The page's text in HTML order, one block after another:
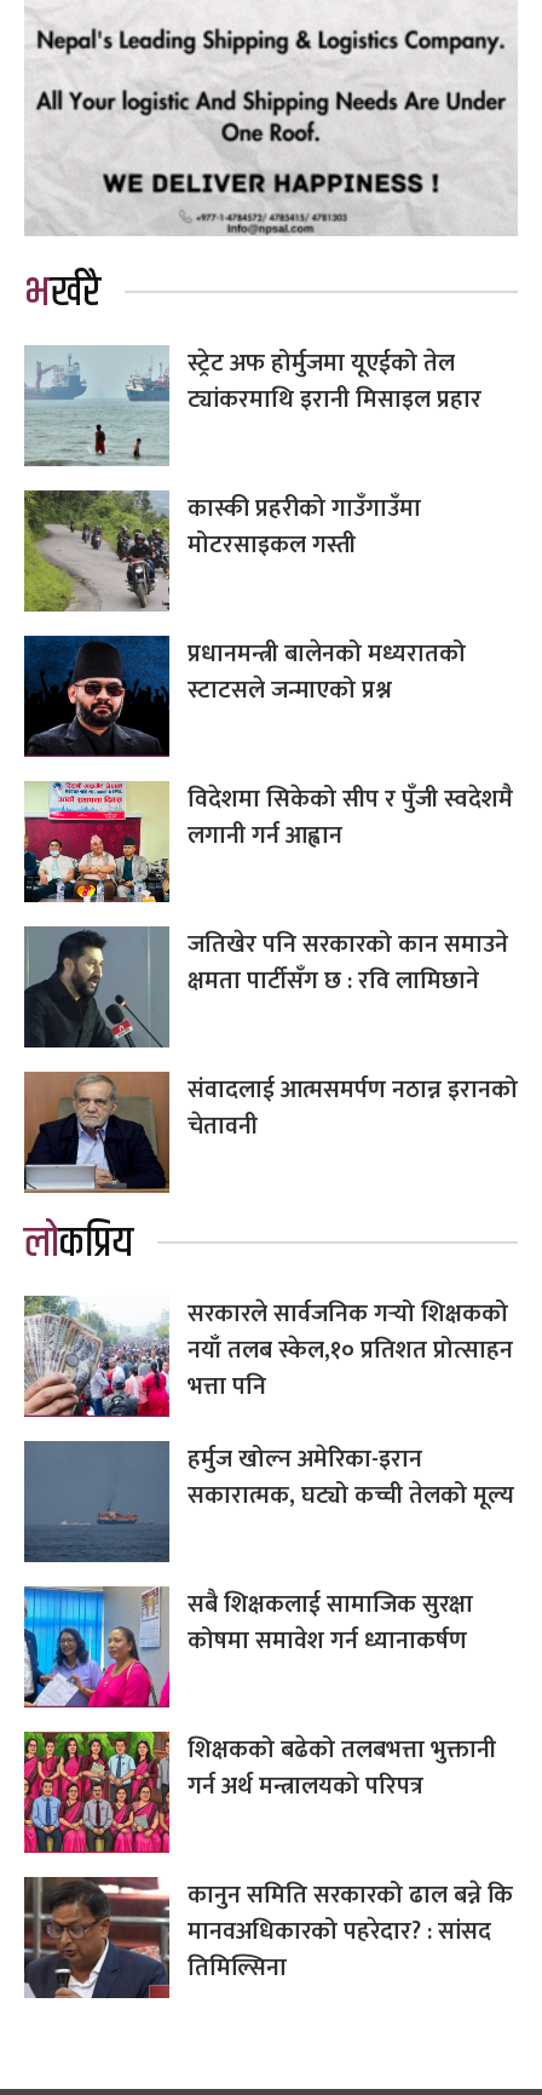
भर्खरै
स्ट्रेट अफ होर्मुजमा यूएईको तेल
ट्यांकरमाथि इरानी मिसाइल प्रहार
कास्की प्रहरीको गाउँगाउँमा
मोटरसाइकल गस्ती
प्रधानमन्त्री बालेनको मध्यरातको
स्टाटसले जन्माएको प्रश्न
विदेशमा सिकेको सीप र पुँजी स्वदेशमै
लगानी गर्न आह्वान
जतिखेर पनि सरकारको कान समाउने
क्षमता पार्टीसँग छ : रवि लामिछाने
संवादलाई आत्मसमर्पण नठान्न इरानको
चेतावनी
लोकप्रिय
सरकारले सार्वजनिक गर्‍यो शिक्षकको
नयाँ तलब स्केल,१० प्रतिशत प्रोत्साहन
भत्ता पनि
हर्मुज खोल्न अमेरिका-इरान
सकारात्मक, घट्यो कच्ची तेलको मूल्य
सबै शिक्षकलाई सामाजिक सुरक्षा
कोषमा समावेश गर्न ध्यानाकर्षण
शिक्षकको बढेको तलबभत्ता भुक्तानी
गर्न अर्थ मन्त्रालयको परिपत्र
कानुन समिति सरकारको ढाल बन्ने कि
मानवअधिकारको पहरेदार? : सांसद
तिमिल्सिना